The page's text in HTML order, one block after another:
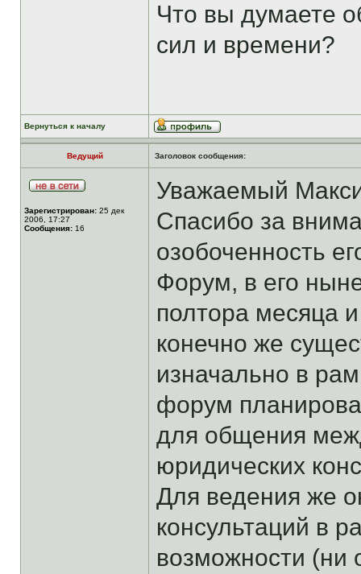
Что вы думаете
сил и времени?
Вернуться к началу
Ведущий Заголовок сообщения:
Зарегистрирован: 25 дек
2006, 17:27
Сообщения: 16
Уважаемый
Спасибо за
озобоченность
Форум, в его
полтора месяца
конечно же
изначально в
форум
для общения
юридических
Для ведения же
консультаций в
возможности (ни